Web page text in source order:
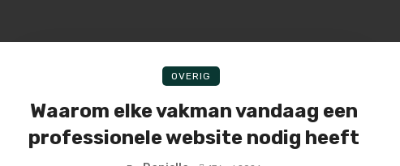
OVERIG
Waarom elke vakman vandaag een
professionele website nodig heeft